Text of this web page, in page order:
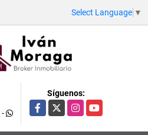
Select Language ▼
-
Síguenos:
Facebook
X InstagramYouTube